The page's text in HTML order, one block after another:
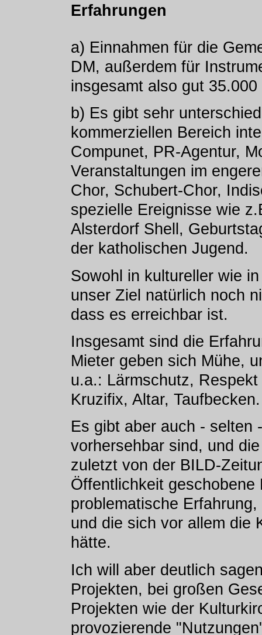
Erfahrungen
a) Einnahmen für die
DM, außerdem für
insgesamt also gut 35.000
b) Es gibt sehr
kommerziellen Bereich
Compunet, PR-Agentur,
Veranstaltungen im
Chor, Schubert-Chor,
spezielle Ereignisse wie
Alsterdorf Shell,
der katholischen Jugend.
Sowohl in kultureller wie
unser Ziel natürlich noch
dass es erreichbar ist.
Insgesamt sind die
Mieter geben sich Mühe,
u.a.: Lärmschutz,
Kruzifix, Altar, Taufbecken.
Es gibt aber auch - selten
vorhersehbar sind, und
zuletzt von der BILD-
Öffentlichkeit
problematische
und die sich vor allem die
hätte.
Ich will aber deutlich
Projekten, bei großen
Projekten wie der
provozierende